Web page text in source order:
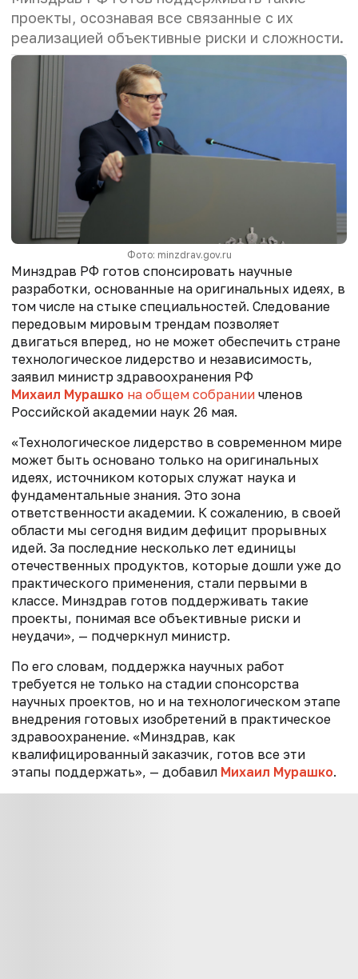
проекты, осознавая все связанные с их
реализацией объективные риски и сложности.
Фото: minzdrav.gov.ru
Минздрав РФ готов спонсировать научные
разработки, основанные на оригинальных идеях, в
том числе на стыке специальностей. Следование
передовым мировым трендам позволяет
двигаться вперед, но не может обеспечить стране
технологическое лидерство и независимость,
заявил министр здравоохранения РФ
Михаил Мурашко на общем собрании членов
Российской академии наук 26 мая.
«Технологическое лидерство в современном мире
может быть основано только на оригинальных
идеях, источником которых служат наука и
фундаментальные знания. Это зона
ответственности академии. К сожалению, в своей
области мы сегодня видим дефицит прорывных
идей. За последние несколько лет единицы
отечественных продуктов, которые дошли уже до
практического применения, стали первыми в
классе. Минздрав готов поддерживать такие
проекты, понимая все объективные риски и
неудачи», — подчеркнул министр.
По его словам, поддержка научных работ
требуется не только на стадии спонсорства
научных проектов, но и на технологическом этапе
внедрения готовых изобретений в практическое
здравоохранение. «Минздрав, как
квалифицированный заказчик, готов все эти
этапы поддержать», — добавил Михаил Мурашко.